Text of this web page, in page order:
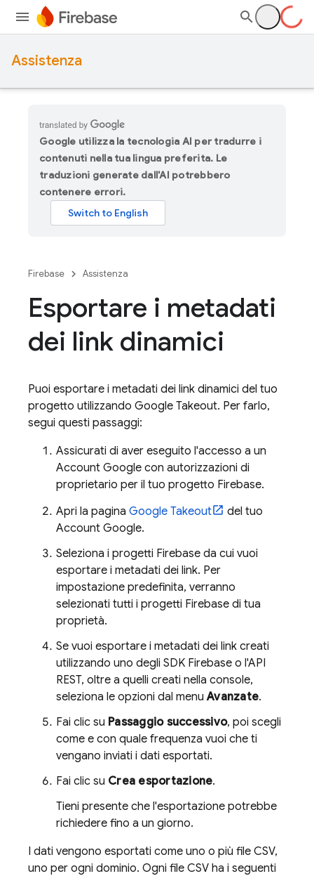
Assistenza
Google utilizza la tecnologia AI per tradurre i
contenuti nella tua lingua preferita. Le
traduzioni generate dall'AI potrebbero
contenere errori.
Firebase Assistenza
Esportare i metadati
dei link dinamici
Puoi esportare i metadati dei link dinamici del tuo
progetto utilizzando Google Takeout. Per farlo,
segui questi passaggi:
Assicurati di aver eseguito l'accesso a un
Account Google con autorizzazioni di
proprietario per il tuo progetto Firebase.
Apri la pagina Google Takeout
del tuo
Account Google.
Seleziona i progetti Firebase da cui vuoi
esportare i metadati dei link. Per
impostazione predefinita, verranno
selezionati tutti i progetti Firebase di tua
proprietà.
Se vuoi esportare i metadati dei link creati
utilizzando uno degli SDK Firebase o l'API
REST, oltre a quelli creati nella console,
seleziona le opzioni dal menuAvanzate.
Fai clic su Passaggio successivo, poi scegli
come e con quale frequenza vuoi che ti
vengano inviati i dati esportati.
Fai clic su Crea esportazione.
Tieni presente che l'esportazione potrebbe
richiedere fino a un giorno.
I dati vengono esportati come uno o più file CSV,
uno per ogni dominio. Ogni file CSV ha i seguenti